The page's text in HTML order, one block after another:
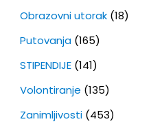
Obrazovni utorak(18)
Putovanja(165)
STIPENDIJE(141)
Volontiranje (135)
Zanimljivosti(453)